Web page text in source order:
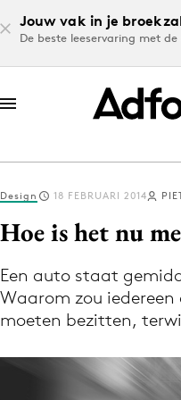
Jouw vak in je
De beste leeservaring met
Log in
Volg het laatste
Design 18 FEBRUARI 2014
Hoe is het nu
Een auto staat
Waarom zou
moeten bezitten,